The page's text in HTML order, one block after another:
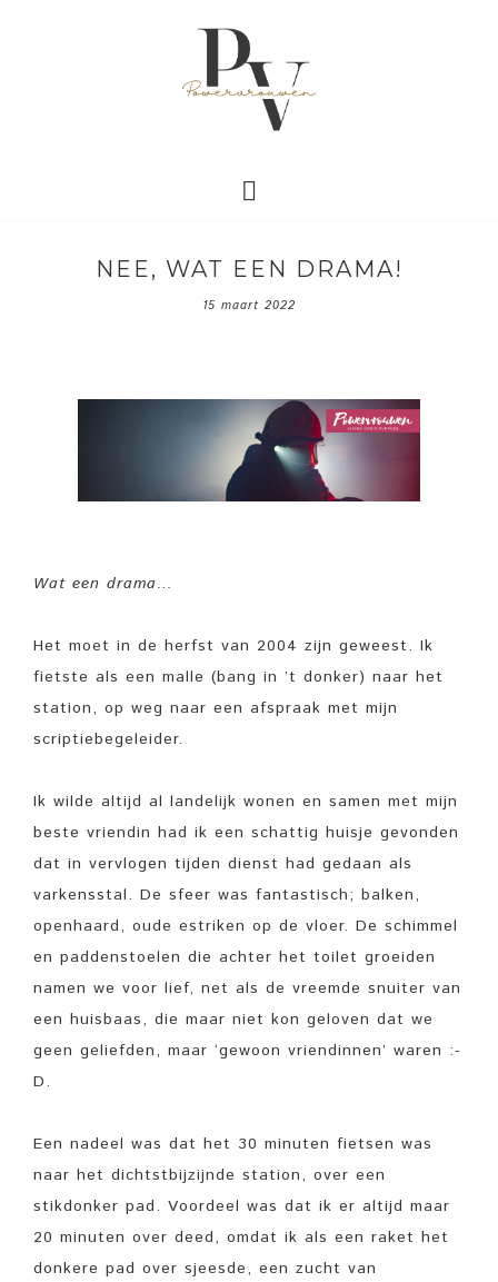
NEE, WAT EEN DRAMA!
15 maart 2022
Wat een drama…
Het moet in de herfst van 2004 zijn geweest. Ik
fietste als een malle (bang in ’t donker) naar het
station, op weg naar een afspraak met mijn
scriptiebegeleider.
Ik wilde altijd al landelijk wonen en samen met mijn
beste vriendin had ik een schattig huisje gevonden
dat in vervlogen tijden dienst had gedaan als
varkensstal. De sfeer was fantastisch; balken,
openhaard, oude estriken op de vloer. De schimmel
en paddenstoelen die achter het toilet groeiden
namen we voor lief, net als de vreemde snuiter van
een huisbaas, die maar niet kon geloven dat we
geen geliefden, maar ‘gewoon vriendinnen’ waren :-
D.
Een nadeel was dat het 30 minuten fietsen was
naar het dichtstbijzijnde station, over een
stikdonker pad. Voordeel was dat ik er altijd maar
20 minuten over deed, omdat ik als een raket het
donkere pad over sjeesde, een zucht van